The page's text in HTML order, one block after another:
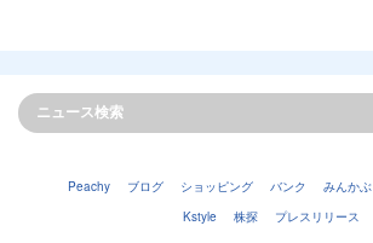
Peachy ブログ ショッピング バンク みんかぶ
Kstyle
株探 プレスリリース